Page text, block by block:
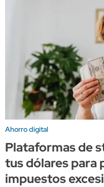
Ahorro digital
Plataformas de
tus dólares para
impuestos